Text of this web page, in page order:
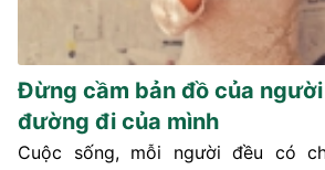
Đừng cầm bản đồ của
đường đi của mình
Cuộc sống, mỗi người đều có